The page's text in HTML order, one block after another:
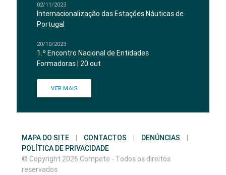
02/11/2023
Internacionalização das Estações Náuticas de
Portugal
20/10/2023
1.º Encontro Nacional de Entidades
Formadoras | 20 out
VER MAIS
MAPA DO SITE | CONTACTOS | DENÚNCIAS
|
POLÍTICA DE PRIVACIDADE
© Copyright 2026 Compete - Todos os direitos
reservados